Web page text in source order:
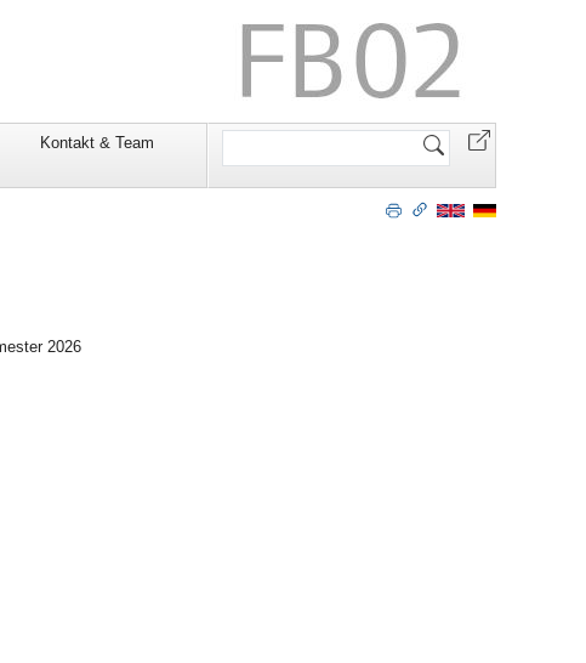
Kontakt & Team
Website
2026